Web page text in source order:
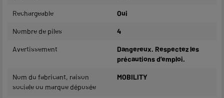
Rechargeable Oui
Nombre de piles 4
Avertissement
Dangereux. Respectez les
précautions d’emploi.
Nom du fabricant, raison
sociale ou marque déposée
MOBILITY